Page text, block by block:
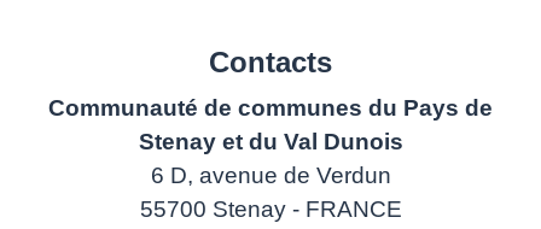
Contacts
Communauté de communes du Pays de
Stenay et du Val Dunois
6 D, avenue de Verdun
55700 Stenay - FRANCE